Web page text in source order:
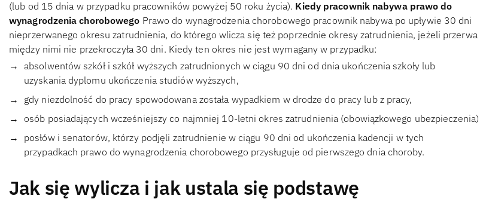
(lub od 15 dnia w przypadku pracowników powyżej 50 roku życia). Kiedy pracownik nabywa prawo do
wynagrodzenia chorobowego Prawo do wynagrodzenia chorobowego pracownik nabywa po upływie 30 dni
nieprzerwanego okresu zatrudnienia, do którego wlicza się też poprzednie okresy zatrudnienia, jeżeli przerwa
między nimi nie przekroczyła 30 dni. Kiedy ten okres nie jest wymagany w przypadku:
absolwentów szkół i szkół wyższych zatrudnionych w ciągu 90 dni od dnia ukończenia szkoły lub
uzyskania dyplomu ukończenia studiów wyższych,
gdy niezdolność do pracy spowodowana została wypadkiem w drodze do pracy lub z pracy,
osób posiadających wcześniejszy co najmniej 10-letni okres zatrudnienia (obowiązkowego ubezpieczenia)
posłów i senatorów, którzy podjęli zatrudnienie w ciągu 90 dni od ukończenia kadencji w tych
przypadkach prawo do wynagrodzenia chorobowego przysługuje od pierwszego dnia choroby.
Jak się wylicza i jak ustala się podstawę